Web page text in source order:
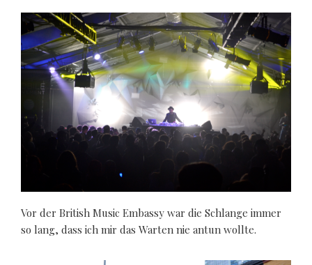
Vor der British Music Embassy war die Schlange immer
so lang, dass ich mir das Warten nie antun wollte.